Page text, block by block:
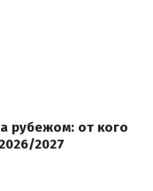
рубежом: от кого
2027